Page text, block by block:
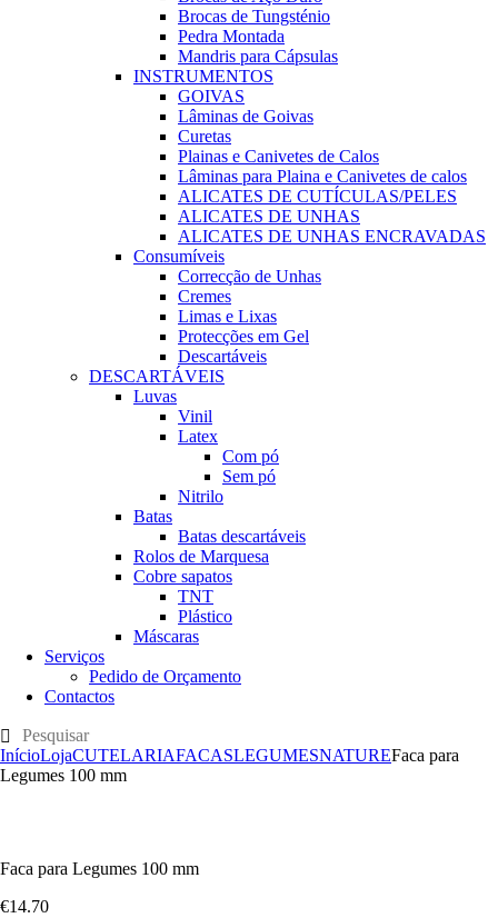
Brocas de Tungsténio
Pedra Montada
Mandris para Cápsulas
INSTRUMENTOS
GOIVAS
Lâminas de Goivas
Curetas
Plainas e Canivetes de Calos
Lâminas para Plaina e Canivetes de calos
ALICATES DE CUTÍCULAS/PELES
ALICATES DE UNHAS
ALICATES DE UNHAS ENCRAVADAS
Consumíveis
Correcção de Unhas
Cremes
Limas e Lixas
Protecções em Gel
Descartáveis
DESCARTÁVEIS
Luvas
Vinil
Latex
Com pó
Sem pó
Nitrilo
Batas
Batas descartáveis
Rolos de Marquesa
Cobre sapatos
TNT
Plástico
Máscaras
Serviços
Pedido de Orçamento
Contactos
InícioLojaCUTELARIAFACASLEGUMESNATUREFaca para
Legumes 100 mm
Faca para Legumes 100 mm
€14.70